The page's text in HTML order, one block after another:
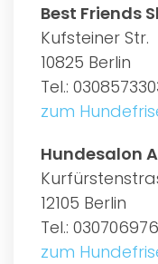
Best Friends
Kufsteiner Str.
10825 Berlin
Tel.:
zum
Hundesalon
12105 Berlin
Tel.:
zum